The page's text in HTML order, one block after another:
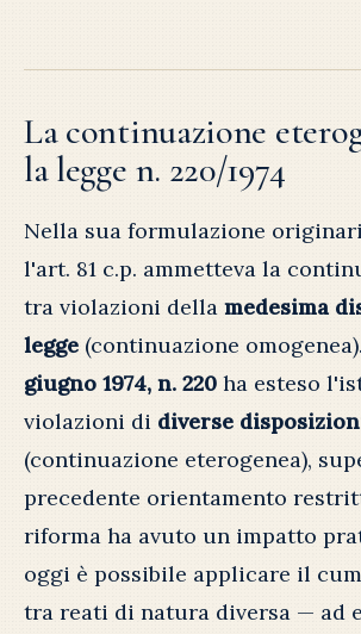
La continuazione
la legge n. 220/1974
Nella sua formulazione
l'art. 81 c.p. ammetteva la
tra violazioni della medesima
legge (continuazione
giugno 1974, n. 220 ha esteso
violazioni di diverse
(continuazione eterogenea),
precedente orientamento
riforma ha avuto un impatto
oggi è possibile applicare il
tra reati di natura diversa — ad